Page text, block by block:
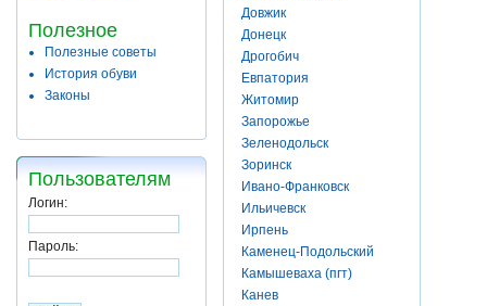
Полезное
Полезные советы
История обуви
Законы
Пользователям
Логин:
Пароль:
Довжик
Донецк
Дрогобич
Евпатория
Житомир
Запорожье
Зеленодольск
Зоринск
Ивано-Франковск
Ильичевск
Ирпень
Каменец-Подольский
Камышеваха (пгт)
Канев